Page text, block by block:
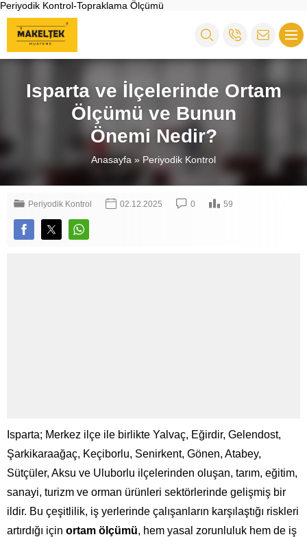
Periyodik Kontrol-Topraklama Ölçümü
Isparta ve İlçelerinde Ortam
Ölçümü ve Bunun
Önemi Nedir?
Anasayfa » Periyodik Kontrol
Periyodik Kontrol 02.12.2025 0 59
Isparta; Merkez ilçe ile birlikte Yalvaç, Eğirdir, Gelendost,
Şarkikaraağaç, Keçiborlu, Senirkent, Gönen, Atabey,
Sütçüler, Aksu ve Uluborlu ilçelerinden oluşan, tarım, eğitim,
sanayi, turizm ve orman ürünleri sektörlerinde gelişmiş bir
ildir. Bu çeşitlilik, iş yerlerinde çalışanların karşılaştığı riskleri
artırdığı için ortam ölçümü, hem yasal zorunluluk hem de iş